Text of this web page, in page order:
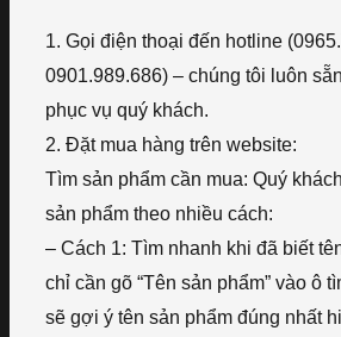
1. Gọi điện thoại đến hotline
0901.989.686) – chúng tôi luôn
phục vụ quý khách.
2. Đặt mua hàng trên website:
Tìm sản phẩm cần mua: Quý
sản phẩm theo nhiều cách:
– Cách 1: Tìm nhanh khi đã biết
chỉ cần gõ “Tên sản phẩm” vào ô
sẽ gợi ý tên sản phẩm đúng nhất